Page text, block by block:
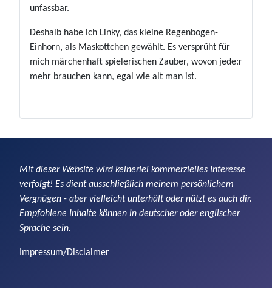
unfassbar.
Deshalb habe ich Linky, das kleine Regenbogen-
Einhorn, als Maskottchen gewählt. Es versprüht für
mich märchenhaft spielerischen Zauber, wovon jede:r
mehr brauchen kann, egal wie alt man ist.
Mit dieser Website wird keinerlei kommerzielles Interesse
verfolgt! Es dient ausschließlich meinem persönlichem
Vergnügen - aber vielleicht unterhält oder nützt es auch dir.
Empfohlene Inhalte können in deutscher oder englischer
Sprache sein.
Impressum/Disclaimer